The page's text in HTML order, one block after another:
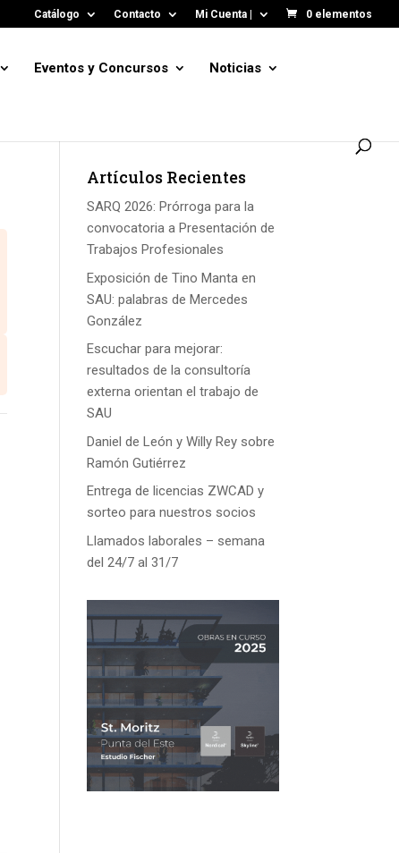
Catálogo Contacto Mi Cuenta | 0 elementos
Eventos y Concursos Noticias
Artículos Recientes
SARQ 2026: Prórroga para la
convocatoria a Presentación de
Trabajos Profesionales
Exposición de Tino Manta en
SAU: palabras de Mercedes
González
Escuchar para mejorar:
resultados de la consultoría
externa orientan el trabajo de
SAU
Daniel de León y Willy Rey sobre
Ramón Gutiérrez
Entrega de licencias ZWCAD y
sorteo para nuestros socios
Llamados laborales – semana
del 24/7 al 31/7